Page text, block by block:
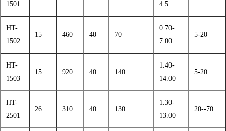
1501
4.5
HT-
1502
15 460 40 70
0.70-
7.00
5-20
HT-
1503
15 920 40 140
1.40-
14.00
5-20
HT-
2501
26 310 40 130
1.30-
13.00
20--70